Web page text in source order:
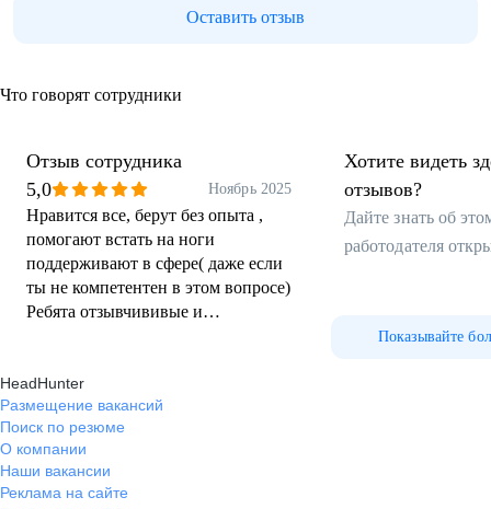
Оставить отзыв
Что говорят сотрудники
Отзыв сотрудника
5,0
Ноябрь 2025
Нравится все, берут без опыта ,
помогают встать на ноги
поддерживают в сфере( даже если
ты не компетентен в этом вопросе)
Ребята отзывчививые и
компанию
Хотите видеть
отзывов?
Дайте знать об
работодателя
Показывайте
HeadHunter
Размещение вакансий
Поиск по резюме
О компании
Наши вакансии
Реклама на сайте